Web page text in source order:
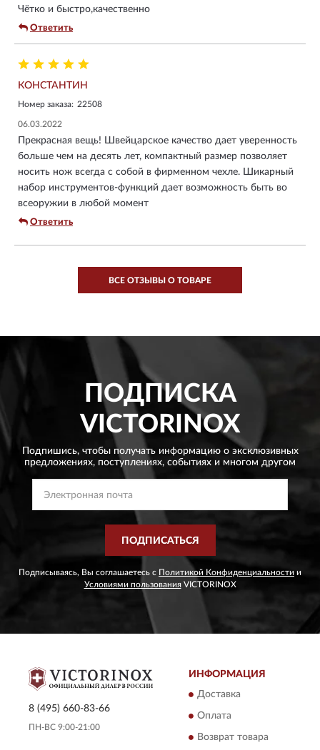
Чётко и быстро,качественно
Ответить
КОНСТАНТИН
Номер заказа: 22508
06.03.2022
Прекрасная вещь! Швейцарское качество дает уверенность
больше чем на десять лет, компактный размер позволяет
носить нож всегда с собой в фирменном чехле. Шикарный
набор инструментов-функций дает возможность быть во
всеоружии в любой момент
Ответить
ВСЕ ОТЗЫВЫ О ТОВАРЕ
ПОДПИСКА
VICTORINOX
Подпишись, чтобы получать информацию о эксклюзивных
предложениях, поступлениях, событиях и многом другом
ПОДПИСАТЬСЯ
Подписываясь, Вы соглашаетесь с Политикой Конфиденциальности и
Условиями пользованияVICTORINOX
8 (495) 660-83-66
ПН-ВС 9:00-21:00
ИНФОРМАЦИЯ
Доставка
Оплата
Возврат товара